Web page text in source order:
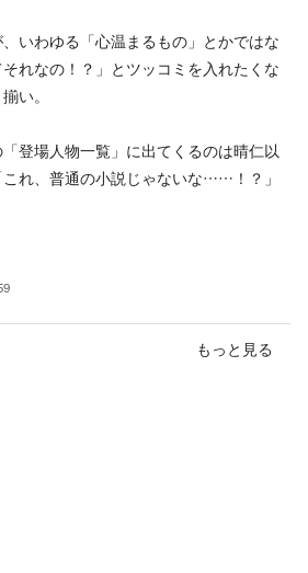
いわゆる「心温まるもの」とかではな
れなの！？」とツッコミを入れたくな
い。
登場人物一覧」に出てくるのは晴仁以
れ、普通の小説じゃないな……！？」
もっと見る